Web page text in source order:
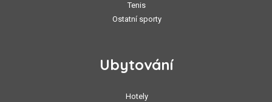
Tenis
Ostatní sporty
Ubytování
Hotely